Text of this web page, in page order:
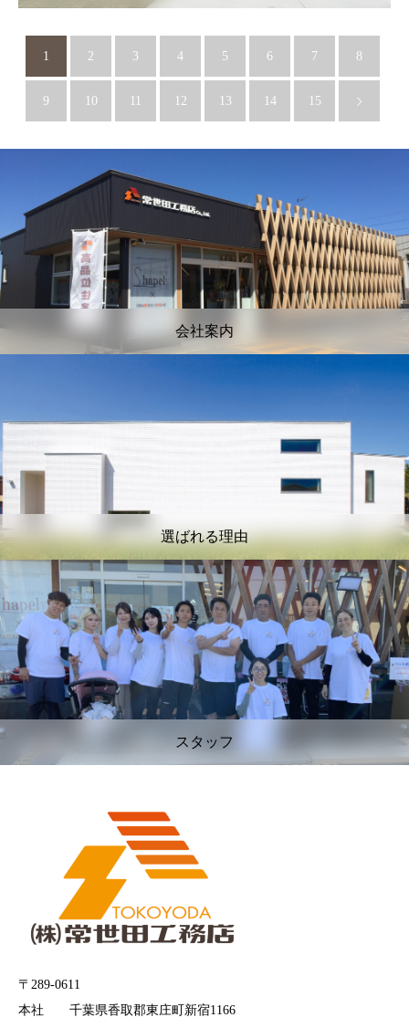
1 2 3 4 5 6 7 8
9 10 11 12 13 14 15
会社案内
選ばれる理由
スタッフ
〒289-0611
本社 千葉県香取郡東庄町新宿1166